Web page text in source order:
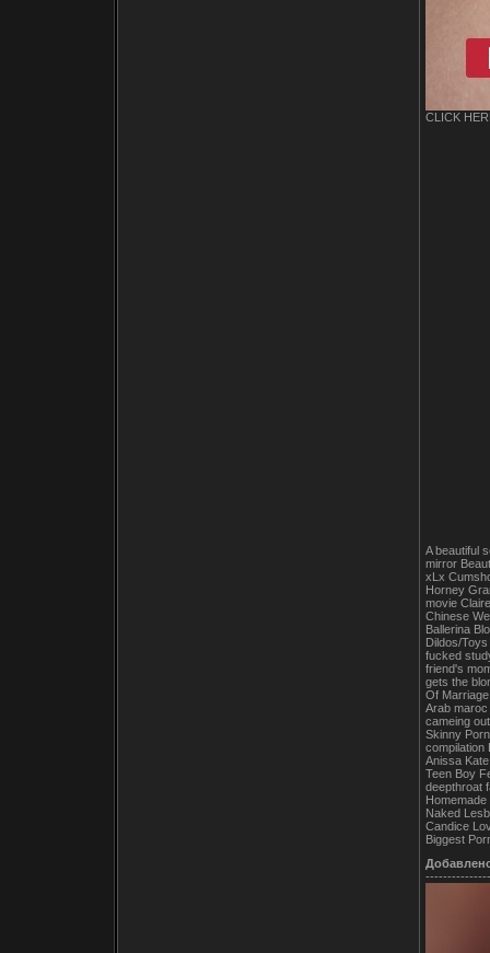
CLICK
A beautiful
mirror
xLx
Horney
movie
Chinese
Ballerina
Dildos/
fucked
friend's
gets the
Of
Arab
cameing
Skinny
compilation
Anissa
Teen Boy
deepthroat
Naked
Candice
Biggest